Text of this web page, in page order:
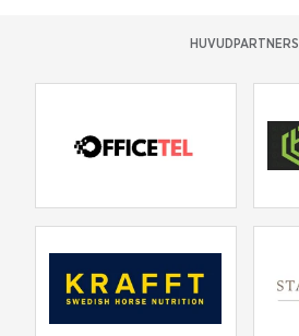
HUVUDPARTNERS